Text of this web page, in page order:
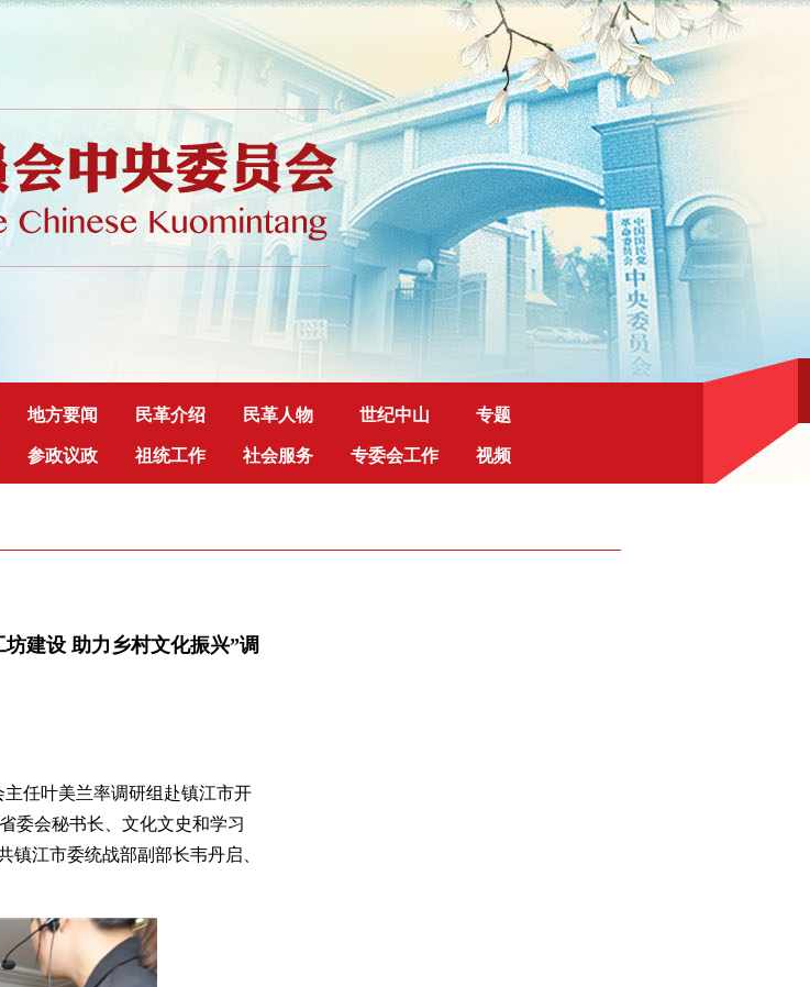
地方要闻 民革介绍 民革人物 世纪中山 专题
参政议政 祖统工作 社会服务 专委会工作 视频
建设 助力乡村文化振兴”调
任叶美兰率调研组赴镇江市开
委会秘书长、文化文史和学习
江市委统战部副部长韦丹启、